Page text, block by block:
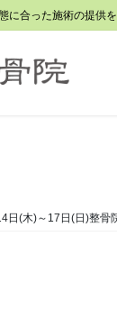
に合った施術の提供を
日(木)～17日(日)整骨